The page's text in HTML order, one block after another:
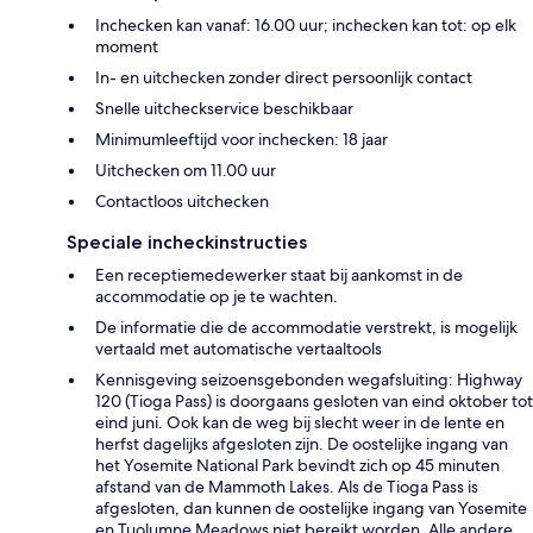
Inchecken kan vanaf: 16.00 uur; inchecken kan tot: op elk
moment
In- en uitchecken zonder direct persoonlijk contact
Snelle uitcheckservice beschikbaar
Minimumleeftijd voor inchecken: 18 jaar
Uitchecken om 11.00 uur
Contactloos uitchecken
Speciale incheckinstructies
Een receptiemedewerker staat bij aankomst in de
accommodatie op je te wachten.
De informatie die de accommodatie verstrekt, is mogelijk
vertaald met automatische vertaaltools
Kennisgeving seizoensgebonden wegafsluiting: Highway
120 (Tioga Pass) is doorgaans gesloten van eind oktober tot
eind juni. Ook kan de weg bij slecht weer in de lente en
herfst dagelijks afgesloten zijn. De oostelijke ingang van
het Yosemite National Park bevindt zich op 45 minuten
afstand van de Mammoth Lakes. Als de Tioga Pass is
afgesloten, dan kunnen de oostelijke ingang van Yosemite